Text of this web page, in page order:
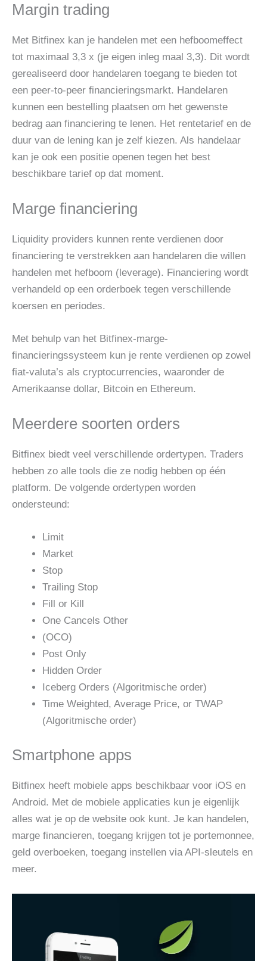
Margin trading
Met Bitfinex kan je handelen met een hefboomeffect
tot maximaal 3,3 x (je eigen inleg maal 3,3). Dit wordt
gerealiseerd door handelaren toegang te bieden tot
een peer-to-peer financieringsmarkt. Handelaren
kunnen een bestelling plaatsen om het gewenste
bedrag aan financiering te lenen. Het rentetarief en de
duur van de lening kan je zelf kiezen. Als handelaar
kan je ook een positie openen tegen het best
beschikbare tarief op dat moment.
Marge financiering
Liquidity providers kunnen rente verdienen door
financiering te verstrekken aan handelaren die willen
handelen met hefboom (leverage). Financiering wordt
verhandeld op een orderboek tegen verschillende
koersen en periodes.
Met behulp van het Bitfinex-marge-
financieringssysteem kun je rente verdienen op zowel
fiat-valuta’s als cryptocurrencies, waaronder de
Amerikaanse dollar, Bitcoin en Ethereum.
Meerdere soorten orders
Bitfinex biedt veel verschillende ordertypen. Traders
hebben zo alle tools die ze nodig hebben op één
platform. De volgende ordertypen worden
ondersteund:
Limit
Market
Stop
Trailing Stop
Fill or Kill
One Cancels Other
(OCO)
Post Only
Hidden Order
Iceberg Orders (Algoritmische order)
Time Weighted, Average Price, or TWAP
(Algoritmische order)
Smartphone apps
Bitfinex heeft mobiele apps beschikbaar voor iOS en
Android. Met de mobiele applicaties kun je eigenlijk
alles wat je op de website ook kunt. Je kan handelen,
marge financieren, toegang krijgen tot je portemonnee,
geld overboeken, toegang instellen via API-sleutels en
meer.